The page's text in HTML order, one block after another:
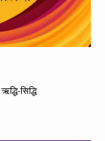
ऋद्धि-सिद्धि